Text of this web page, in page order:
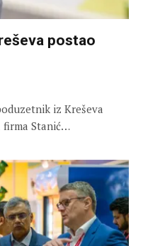
postao
iz Kreševa
firma Stanić…